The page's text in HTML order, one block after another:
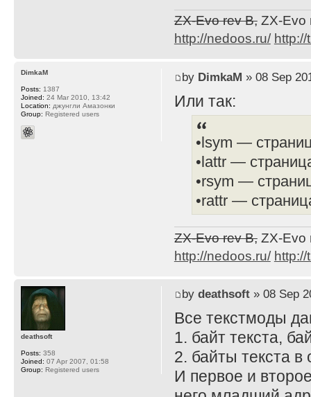
ZX-Evo rev B,ZX-Evo
http://nedoos.ru/
by DimkaM » 08 Sep
Или так:
•lsym —
•lattr —
•rsym —
•rattr —
ZX-Evo rev B,ZX-Evo
http://nedoos.ru/ http://
DimkaM
Posts: 1387
Joined: 24 Mar 2010, 13:42
Location: джунгли Амазонки
Group: Registered users
by deathsoft» 08 Sep
Все текстмоды
1. байт текста,
2. байты текста в
И первое и
deathsoft
Posts: 358
Joined: 07 Apr 2007, 01:58
Group: Registered users